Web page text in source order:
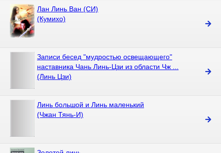
Лан Линь Ван (СИ)
(Кумихо)
Записи бесед "мудростью освещающего"
наставника Чань Линь-Цзи из области Чж ...
(Линь Цзи)
Линь большой и Линь маленький
(Чжан Тянь-И)